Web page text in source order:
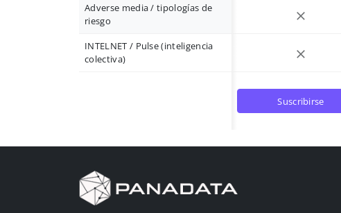
Adverse media / tipologías de
riesgo
INTELNET / Pulse (inteligencia
colectiva)
suscribirse